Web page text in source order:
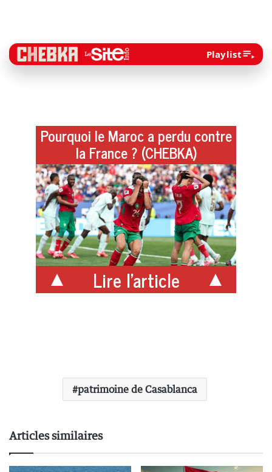
Playlist
Pourquoi le Maroc a perdu contre
la France ? (CHEBKA)
Lire l'article
patrimoine de Casablanca
Articles similaires